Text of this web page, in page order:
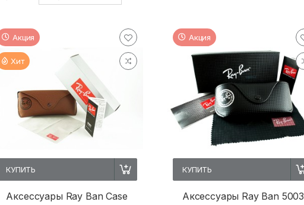
Акция
Хит
КУПИТЬ
Аксессуары Ray Ban Case
Акция
КУПИТЬ
Аксессуары Ray Ban 5003